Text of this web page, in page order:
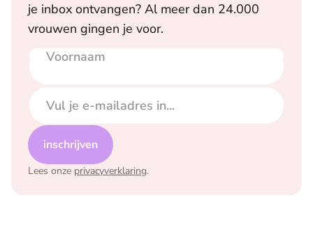
je inbox ontvangen? Al meer dan 24.000
vrouwen gingen je voor.
Voornaam
E-mailadres
inschrijven
Lees onze privacyverklaring.